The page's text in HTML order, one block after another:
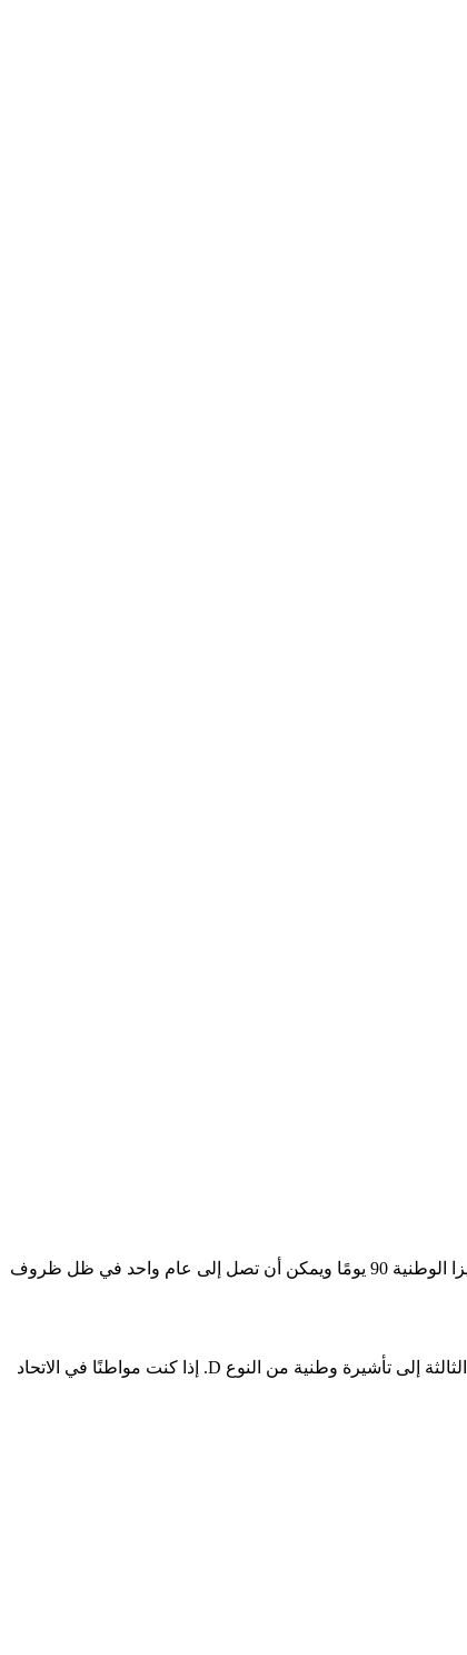
تسمح التأشيرة الوطنية الالمانية من النوع D لحاملها بالدخول والإقامة في ألمانيا لفترة زمنية طويلة لغرض معين. عادة ما تكون فترة صلاحية الفيزا الوطنية 90 يومًا ويمكن أن تصل إلى عام واحد في ظل ظروف
يحتاج مواطنو ما يسمى بالدول الثالثة إلى تأشيرة وطنية من النوع D. إذا كنت مواطنًا في الاتحاد